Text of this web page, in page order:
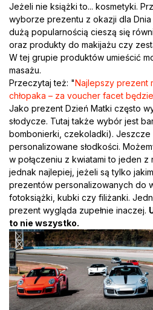
Jeżeli nie książki to... kosmetyki.
wyborze prezentu z okazji dla
dużą popularnością cieszą się
oraz produkty do makijażu czy
W tej grupie produktów umieścić
masażu.
Przeczytaj też: "Najlepszy prezent
chłopaka – za voucher facet będzie
Jako prezent Dzień Matki często
słodycze. Tutaj także wybór jest
bombonierki, czekoladki). Jeszcze
personalizowane słodkości.
w połączeniu z kwiatami to jeden
jednak najlepiej, jeżeli są tylko
prezentów personalizowanych do
fotoksiążki, kubki czy filiżanki.
prezent wygląda zupełnie inaczej.
to nie wszystko.